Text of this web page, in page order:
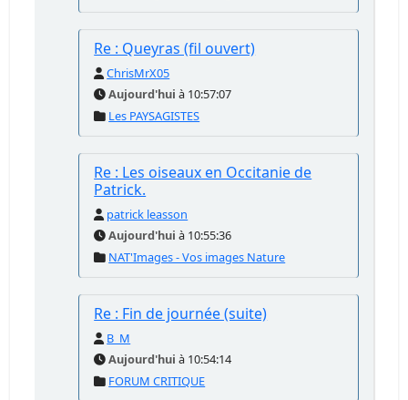
Re : Queyras (fil ouvert)
ChrisMrX05
Aujourd'hui à 10:57:07
Les PAYSAGISTES
Re : Les oiseaux en Occitanie de
Patrick.
patrick leasson
Aujourd'hui à 10:55:36
NAT'Images - Vos images Nature
Re : Fin de journée (suite)
B_M
Aujourd'hui à 10:54:14
FORUM CRITIQUE